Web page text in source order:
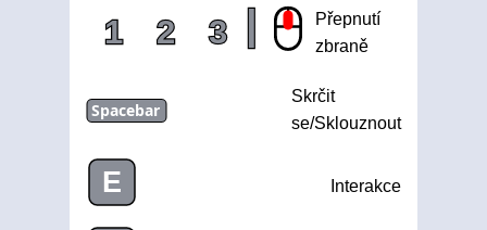
1 2 3 |
Přepnutí
zbraně
Spacebar
Skrčit
se/Sklouznout
E Interakce